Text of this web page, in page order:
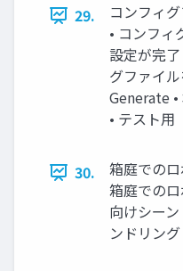
29.
コンフィ
• コンフィ
設定が完
グファイ
Generate
• テスト⽤
30.
箱庭での
箱庭での
向けシー
ンドリン